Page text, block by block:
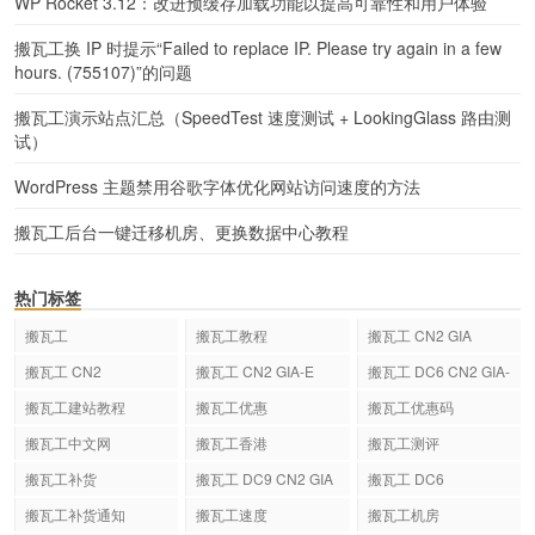
搬瓦工换 IP 时提示“Failed to replace IP. Please try again in a few
hours. (755107)”的问题
搬瓦工演示站点汇总（SpeedTest 速度测试 + LookingGlass 路由测
试）
WordPress 主题禁用谷歌字体优化网站访问速度的方法
搬瓦工后台一键迁移机房、更换数据中心教程
热门标签
搬瓦工 搬瓦工教程
搬瓦工 CN2 GIA
搬瓦工 CN2
搬瓦工 CN2 GIA-E
搬瓦工 DC6 CN2 GIA-
搬瓦工建站教程 搬瓦工优惠
搬瓦工优惠码
搬瓦工中文网
搬瓦工香港
搬瓦工测评
搬瓦工补货
搬瓦工 DC9 CN2 GIA
搬瓦工 DC6
搬瓦工补货通知
搬瓦工速度 搬瓦工机房